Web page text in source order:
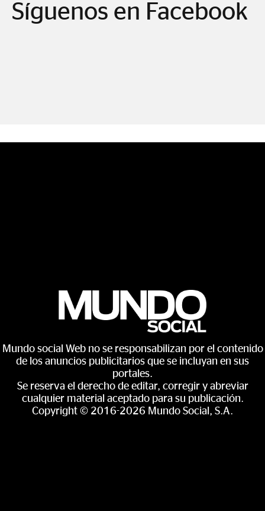
Síguenos en Facebook
Mundo social Web no se responsabilizan por el contenido
de los anuncios publicitarios que se incluyan en sus
portales.
Se reserva el derecho de editar, corregir y abreviar
cualquier material aceptado para su publicación.
Copyright © 2016-2026 Mundo Social, S.A.